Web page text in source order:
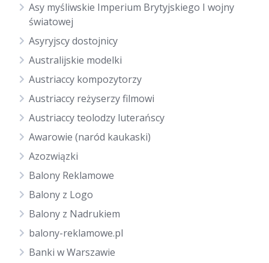
Asy myśliwskie Imperium Brytyjskiego I wojny
światowej
Asyryjscy dostojnicy
Australijskie modelki
Austriaccy kompozytorzy
Austriaccy reżyserzy filmowi
Austriaccy teolodzy luterańscy
Awarowie (naród kaukaski)
Azozwiązki
Balony Reklamowe
Balony z Logo
Balony z Nadrukiem
balony-reklamowe.pl
Banki w Warszawie